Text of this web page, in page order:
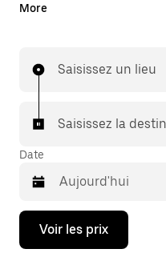
mettions en relation
et 7 j/7), comme avec
Dans certaines villes de
pouvez le demander
More
Saisissez un lieu
Saisissez la
Date
Appuyez
la
Voir les prix